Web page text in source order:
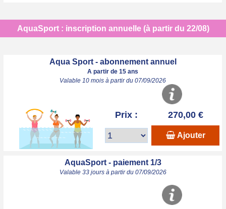
AquaSport : inscription annuelle (à partir du 22/08)
Aqua Sport - abonnement annuel
A partir de 15 ans
Valable 10 mois à partir du 07/09/2026
Prix : 270,00 €
Ajouter
AquaSport - paiement 1/3
Valable 33 jours à partir du 07/09/2026